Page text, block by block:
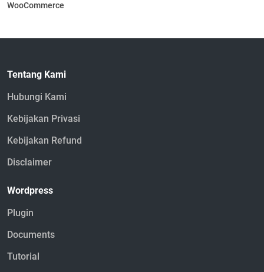
WooCommerce
Tentang Kami
Hubungi Kami
Kebijakan Privasi
Kebijakan Refund
Disclaimer
Wordpress
Plugin
Documents
Tutorial